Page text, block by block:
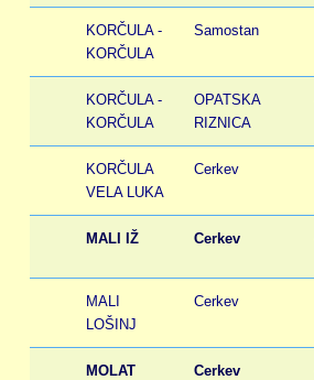
KORČULA -
KORČULA
Samostan
KORČULA -
KORČULA
OPATSKA
RIZNICA
KORČULA
VELA LUKA
Cerkev
MALI IŽ Cerkev
MALI
LOŠINJ
Cerkev
MOLAT Cerkev